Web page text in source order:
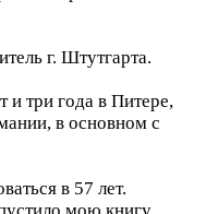
г. Штутгарта.
и три года в Питере,
в основном с
в 57 лет.